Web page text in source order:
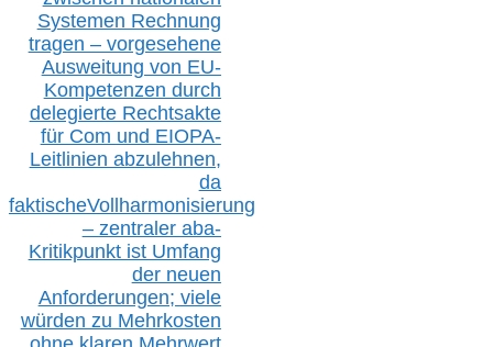
Systemen Rechnung
tragen – vorgesehene
Ausweitung von EU-
Kompetenzen durch
delegierte Rechtsakte
für Com und EIOPA-
Leitlinien abzulehnen,
da
faktischeVollharmonisierung
– zentraler aba-
Kritikpunkt ist Umfang
der neuen
Anforderungen; viele
würden zu Mehrkosten